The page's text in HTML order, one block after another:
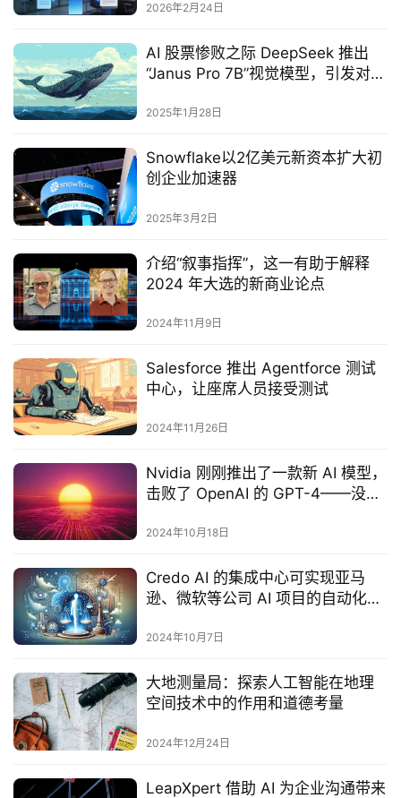
2026年2月24日
AI 股票惨败之际 DeepSeek 推出
“Janus Pro 7B”视觉模型，引发对中
2025年1月28日
Snowflake以2亿美元新资本扩大初
创企业加速器‌
2025年3月2日
介绍“叙事指挥”，这一有助于解释
2024 年大选的新商业论点
2024年11月9日
Salesforce 推出 Agentforce 测试
中心，让座席人员接受测试
2024年11月26日
Nvidia 刚刚推出了一款新 AI 模型，
击败了 OpenAI 的 GPT-4——没有
2024年10月18日
Credo AI 的集成中心可实现亚马
逊、微软等公司 AI 项目的自动化治
2024年10月7日
大地测量局：探索人工智能在地理
空间技术中的作用和道德考量
2024年12月24日
LeapXpert 借助 AI 为企业沟通带来